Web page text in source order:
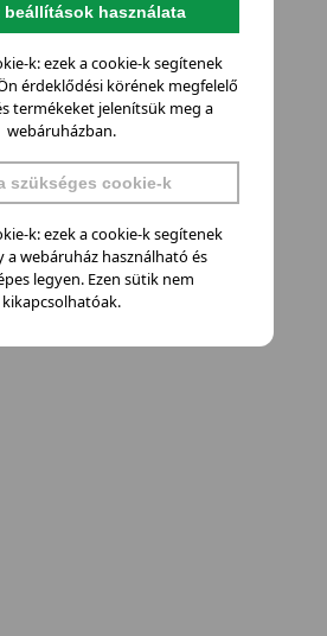
használata
k: ezek a cookie-k segítenek
érdeklődési körének megfelelő
termékeket jelenítsük meg a
webáruházban.
szükséges cookie-k
k: ezek a cookie-k segítenek
a webáruház használható és
legyen. Ezen sütik nem
kikapcsolhatóak.